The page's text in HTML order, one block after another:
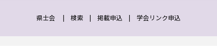
県士会 | 検索 | 掲載申込 | 学会リンク申込